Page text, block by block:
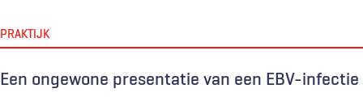
PRAKTIJK
Een ongewone presentatie van een EBV-infectie